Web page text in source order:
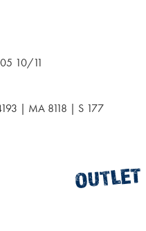
10/11
| MA 8118 | S 177